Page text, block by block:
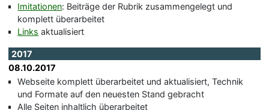
Imitationen: Beiträge der Rubrik zusammengelegt und
komplett überarbeitet
Links aktualisiert
2017
08.10.2017
Webseite komplett überarbeitet und aktualisiert, Technik
und Formate auf den neuesten Stand gebracht
Alle Seiten inhaltlich überarbeitet